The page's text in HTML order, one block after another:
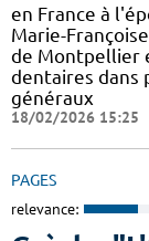
en France à
Marie-
de Montpellier
dentaires dans
généraux
18/02/2026 15:25
PAGES
relevance: